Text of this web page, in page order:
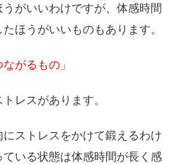
がいいわけですが、体感時間
ほうがいいものもあります。
がるもの」
レスがあります。
ストレスをかけて鍛えるわけ
いる状態は体感時間が長く感